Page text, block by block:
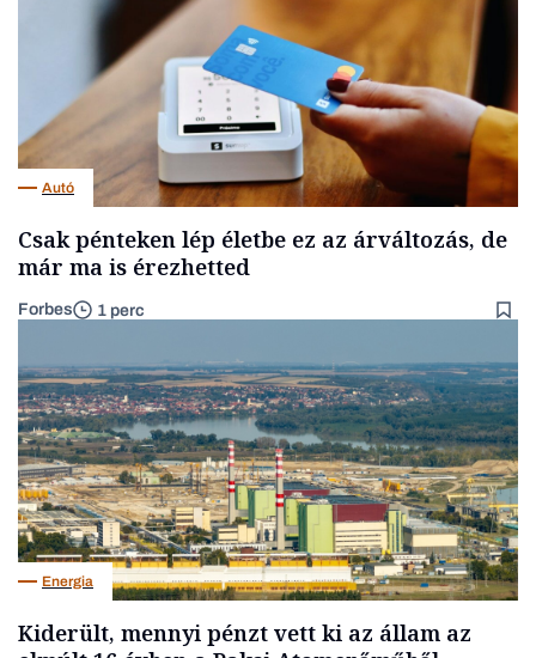
Autó
Csak pénteken lép életbe ez az árváltozás, de
már ma is érezhetted
Forbes 1 perc
Energia
Kiderült, mennyi pénzt vett ki az állam az